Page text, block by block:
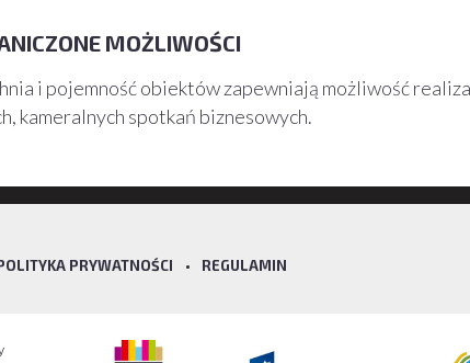
MOŻLIWOŚCI
i pojemność obiektów zapewniają możliwość
kameralnych spotkań biznesowych.
PRYWATNOŚCI • REGULAMIN